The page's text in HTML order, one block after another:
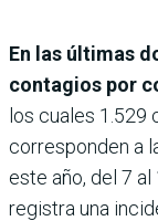
En las últimas
contagios por
los cuales 1.529
corresponden a
este año, del 7
registra una